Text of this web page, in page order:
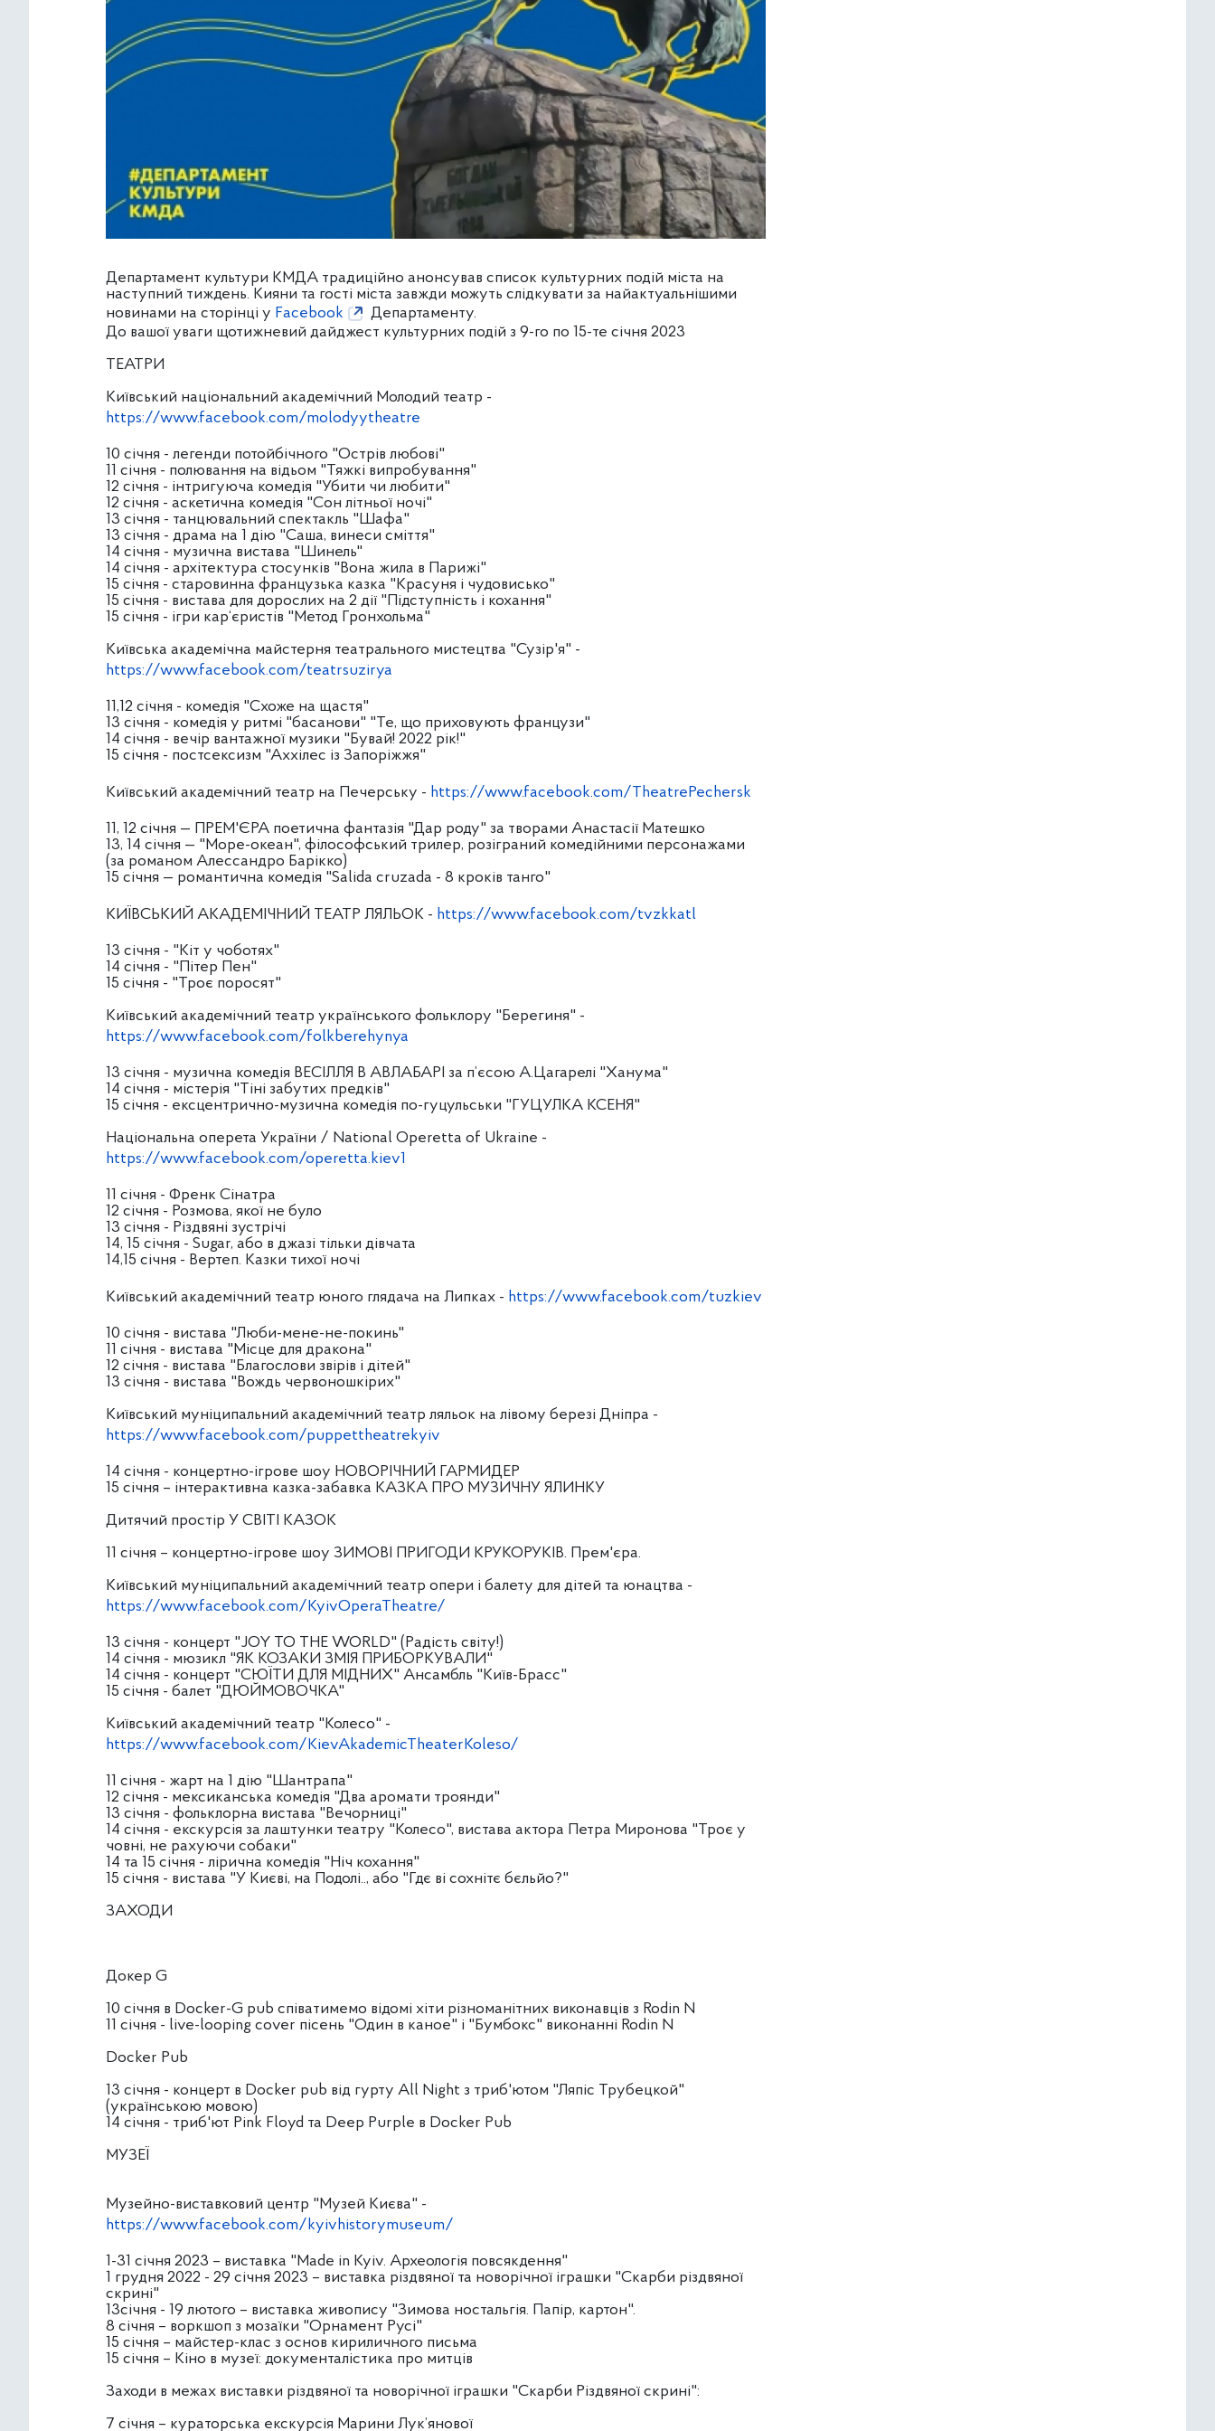
Департамент культури КМДА традиційно анонсував список культурних подій міста на
наступний тиждень. Кияни та гості міста завжди можуть слідкувати за найактуальнішими
новинами на сторінці у Facebook
Департаменту.
До вашої уваги щотижневий дайджест культурних подій з 9-го по 15-те січня 2023
ТЕАТРИ
Київський національний академічний Молодий театр -
https://www.facebook.com/molodyytheatre
10 січня - легенди потойбічного "Острів любові"
11 січня - полювання на відьом "Тяжкі випробування"
12 січня - інтригуюча комедія "Убити чи любити"
12 січня - аскетична комедія "Сон літньої ночі"
13 січня - танцювальний спектакль "Шафа"
13 січня - драма на 1 дію "Саша, винеси сміття"
14 січня - музична вистава "Шинель"
14 січня - архітектура стосунків "Вона жила в Парижі"
15 січня - старовинна французька казка "Красуня і чудовисько"
15 січня - вистава для дорослих на 2 дії "Підступність і кохання"
15 січня - ігри кар‘єристів "Метод Гронхольма"
Київська академічна майстерня театрального мистецтва "Сузір'я" -
https://www.facebook.com/teatrsuzirya
11,12 січня - комедія "Схоже на щастя"
13 січня - комедія у ритмі "басанови" "Те, що приховують французи"
14 січня - вечір вантажної музики "Бувай! 2022 рік!"
15 січня - постсексизм "Аххілес із Запоріжжя"
Київський академічний театр на Печерську - https://www.facebook.com/TheatrePechersk
11, 12 січня — ПРЕМ'ЄРА поетична фантазія "Дар роду" за творами Анастасії Матешко
13, 14 січня — "Море-океан", філософський трилер, розіграний комедійними персонажами
(за романом Алессандро Барікко)
15 січня — романтична комедія "Salida cruzada - 8 кроків танго"
КИЇВСЬКИЙ АКАДЕМІЧНИЙ ТЕАТР ЛЯЛЬОК - https://www.facebook.com/tvzkkatl
13 січня - "Кіт у чоботях"
14 січня - "Пітер Пен"
15 січня - "Троє поросят"
Київський академічний театр українського фольклору "Берегиня" -
https://www.facebook.com/folkberehynya
13 січня - музична комедія ВЕСІЛЛЯ В АВЛАБАРІ за п’єсою А.Цагарелі "Ханума"
14 січня - містерія "Тіні забутих предків"
15 січня - ексцентрично-музична комедія по-гуцульськи "ГУЦУЛКА КСЕНЯ"
Національна оперета України / National Operetta of Ukraine -
https://www.facebook.com/operetta.kiev1
11 січня - Френк Сінатра
12 січня - Розмова, якої не було
13 січня - Різдвяні зустрічі
14, 15 січня - Sugar, або в джазі тільки дівчата
14,15 січня - Вертеп. Казки тихої ночі
Київський академічний театр юного глядача на Липках - https://www.facebook.com/tuzkiev
10 січня - вистава "Люби-мене-не-покинь"
11 січня - вистава "Місце для дракона"
12 січня - вистава "Благослови звірів і дітей"
13 січня - вистава "Вождь червоношкірих"
Київський муніципальний академічний театр ляльок на лівому березі Дніпра -
https://www.facebook.com/puppettheatrekyiv
14 січня - концертно-ігрове шоу НОВОРІЧНИЙ ГАРМИДЕР
15 січня – інтерактивна казка-забавка КАЗКА ПРО МУЗИЧНУ ЯЛИНКУ
Дитячий простір У СВІТІ КАЗОК
11 січня – концертно-ігрове шоу ЗИМОВІ ПРИГОДИ КРУКОРУКІВ. Прем'єра.
Київський муніципальний академічний театр опери і балету для дітей та юнацтва -
https://www.facebook.com/KyivOperaTheatre/
13 січня - концерт "JOY TO THE WORLD" (Радість світу!)
14 січня - мюзикл "ЯК КОЗАКИ ЗМІЯ ПРИБОРКУВАЛИ"
14 січня - концерт "СЮЇТИ ДЛЯ МІДНИХ" Ансамбль "Київ-Брасс"
15 січня - балет "ДЮЙМОВОЧКА"
Київський академічний театр "Колесо" -
https://www.facebook.com/KievAkademicTheaterKoleso/
11 січня - жарт на 1 дію "Шантрапа"
12 січня - мексиканська комедія "Два аромати троянди"
13 січня - фольклорна вистава "Вечорниці"
14 січня - екскурсія за лаштунки театру "Колесо", вистава актора Петра Миронова "Троє у
човні, не рахуючи собаки"
14 та 15 січня - лірична комедія "Ніч кохання"
15 січня - вистава "У Києві, на Подолі.., або "Гдє ві сохнітє бєльйо?"
ЗАХОДИ
Докер G
10 січня в Docker-G pub співатимемо відомі хіти різноманітних виконавців з Rodin N
11 січня - live-looping cover пісень "Один в каное" і "Бумбокс" виконанні Rodin N
Docker Pub
13 січня - концерт в Docker pub від гурту All Night з триб'ютом "Ляпіс Трубецкой"
(українською мовою)
14 січня - триб'ют Pink Floyd та Deep Purple в Docker Pub
МУЗЕЇ
Музейно-виставковий центр "Музей Києва" -
https://www.facebook.com/kyivhistorymuseum/
1-31 січня 2023 – виставка "Made in Kyiv. Археологія повсякдення"
1 грудня 2022 - 29 січня 2023 – виставка різдвяної та новорічної іграшки "Скарби різдвяної
скрині"
13січня - 19 лютого – виставка живопису "Зимова ностальгія. Папір, картон".
8 січня – воркшоп з мозаїки "Орнамент Русі"
15 січня – майстер-клас з основ кириличного письма
15 січня – Кіно в музеї: документалістика про митців
Заходи в межах виставки різдвяної та новорічної іграшки "Скарби Різдвяної скрині":
7 січня – кураторська екскурсія Марини Лук’янової